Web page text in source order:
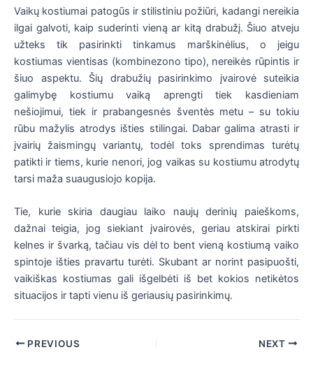
Vaikų kostiumai patogūs ir stilistiniu požiūri, kadangi nereikia
ilgai galvoti, kaip suderinti vieną ar kitą drabužį. Šiuo atveju
užteks tik pasirinkti tinkamus marškinėlius, o jeigu
kostiumas vientisas (kombinezono tipo), nereikės rūpintis ir
šiuo aspektu. Šių drabužių pasirinkimo įvairovė suteikia
galimybę kostiumu vaiką aprengti tiek kasdieniam
nešiojimui, tiek ir prabangesnės šventės metu – su tokiu
rūbu mažylis atrodys išties stilingai. Dabar galima atrasti ir
įvairių žaismingų variantų, todėl toks sprendimas turėtų
patikti ir tiems, kurie nenori, jog vaikas su kostiumu atrodytų
tarsi maža suaugusiojo kopija.
Tie, kurie skiria daugiau laiko naujų derinių paieškoms,
dažnai teigia, jog siekiant įvairovės, geriau atskirai pirkti
kelnes ir švarką, tačiau vis dėl to bent vieną kostiumą vaiko
spintoje išties pravartu turėti. Skubant ar norint pasipuošti,
vaikiškas kostiumas gali išgelbėti iš bet kokios netikėtos
situacijos ir tapti vienu iš geriausių pasirinkimų.
PostPREVIOUS NEXT